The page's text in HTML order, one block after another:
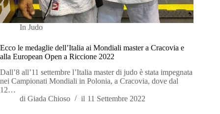
In Judo
Ecco le medaglie dell’Italia ai Mondiali master a Cracovia e
alla European Open a Riccione 2022
Dall’8 all’11 settembre l’Italia master di judo è stata impegnata
nei Campionati Mondiali in Polonia, a Cracovia, dove dal
12…
di Giada Chioso il 11 Settembre 2022